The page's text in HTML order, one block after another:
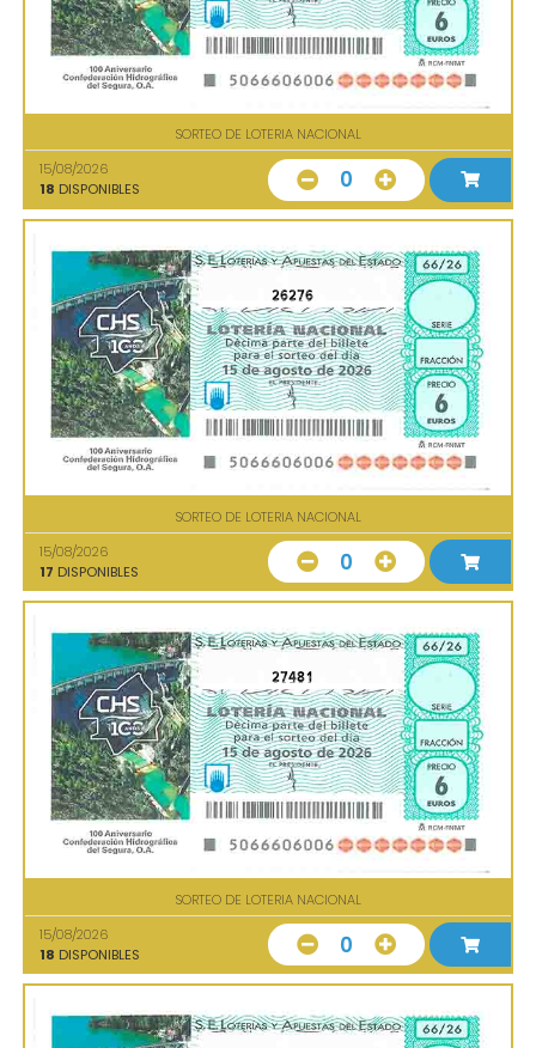
SORTEO DE LOTERIA NACIONAL
15/08/2026
18 DISPONIBLES 0
26276
SORTEO DE LOTERIA NACIONAL
15/08/2026
17 DISPONIBLES 0
27481
SORTEO DE LOTERIA NACIONAL
15/08/2026
18 DISPONIBLES 0